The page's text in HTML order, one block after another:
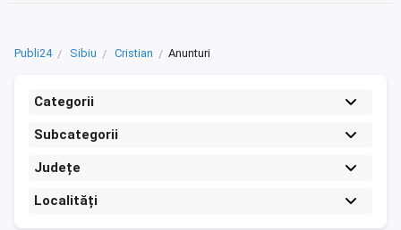
Publi24 Sibiu Cristian Anunturi
Categorii
Subcategorii
Județe
Localități